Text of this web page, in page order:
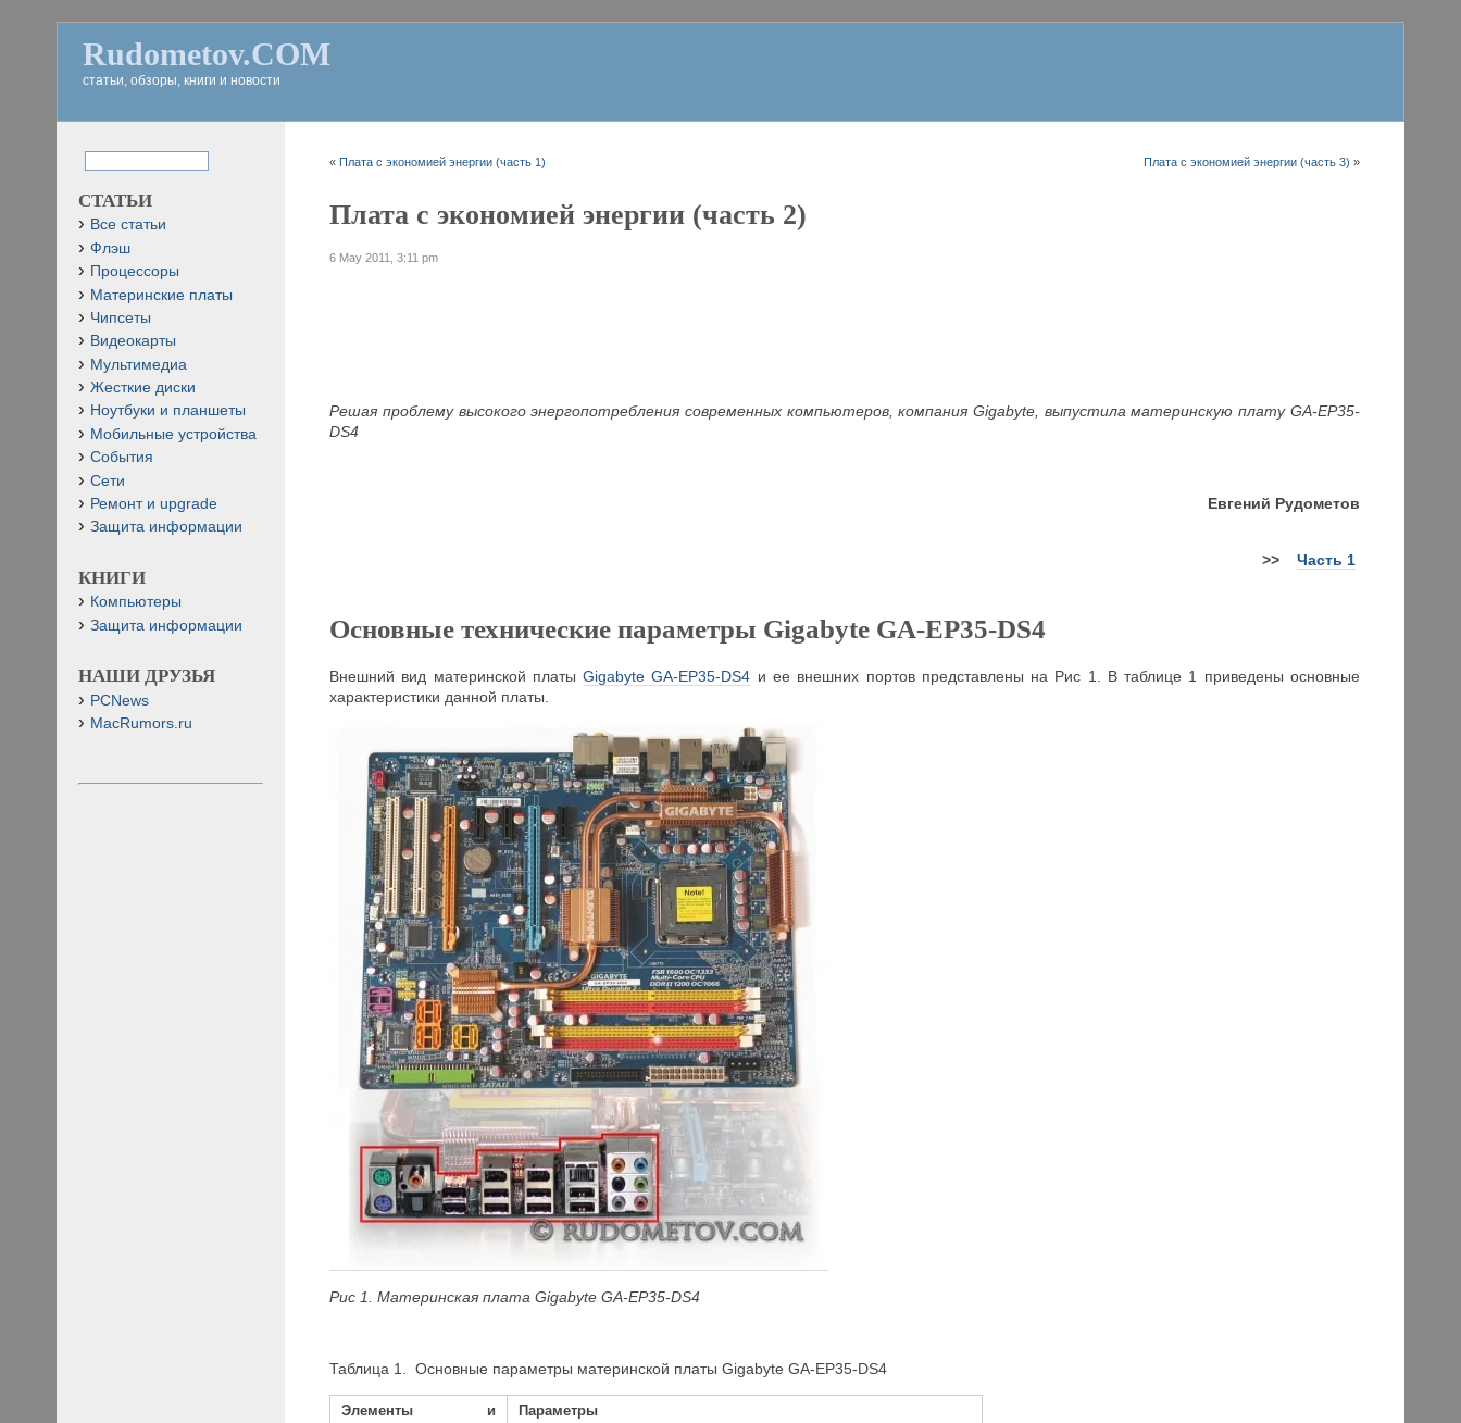
Rudometov.COM
статьи, обзоры, книги и новости
«Плата с экономией энергии (часть 1) Плата с экономией энергии (часть 3) »
Плата с экономией энергии (часть 2)
6 May 2011, 3:11 pm
Решая проблему высокого энергопотребления современных компьютеров, компания Gigabyte, выпустила материнскую плату GA-EP35-
DS4
Евгений Рудометов
>> Часть 1
Основные технические параметры Gigabyte GA-EP35-DS4
Внешний вид материнской платыGigabyte GA-EP35-DS4 и ее внешних портов представлены на Рис 1. В таблице 1 приведены основные
характеристики данной платы.
Рис 1. Материнская платаGigabyte GA-EP35-DS4
Таблица 1. Основные параметры материнской платы Gigabyte GA-EP35-DS4
Элементы и
Параметры
СТАТЬИ
Все статьи
Флэш
Процессоры
Материнские платы
Чипсеты
Видеокарты
Мультимедиа
Жесткие диски
Ноутбуки и планшеты
Мобильные устройства
События
Сети
Ремонт и upgrade
Защита информации
КНИГИ
Компьютеры
Защита информации
НАШИ ДРУЗЬЯ
PCNews
MacRumors.ru